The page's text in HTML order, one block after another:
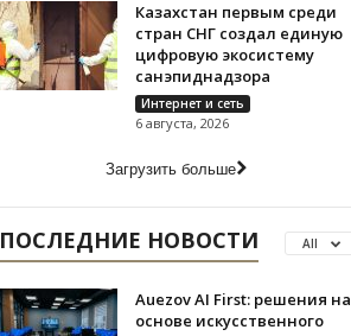
Казахстан первым среди
стран СНГ создал единую
цифровую экосистему
санэпиднадзора
Интернет и сеть
6 августа, 2026
Загрузить больше
ПОСЛЕДНИЕ НОВОСТИ All
Auezov AI First: решения на
основе искусственного